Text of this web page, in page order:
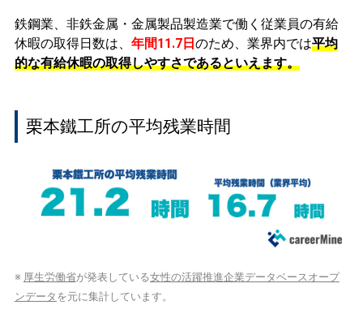
鉄鋼業、非鉄金属・金属製品製造業で働く従業員の有給
休暇の取得日数は、 年間11.7日のため、業界内では平均
的な有給休暇の取得しやすさであるといえます。
栗本鐵工所の平均残業時間
※ 厚生労働省が発表している女性の活躍推進企業データベースオープ
ンデータ を元に集計しています。